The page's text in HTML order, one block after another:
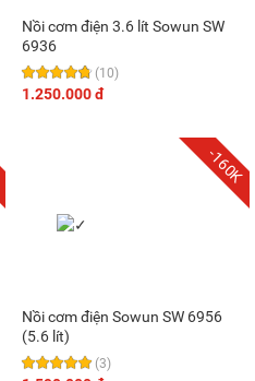
Nồi cơm điện 3.6 lít Sowun SW
6936
(10)
1.250.000 đ
-160K
Nồi cơm điện Sowun SW 6956
(5.6 lít)
(3)